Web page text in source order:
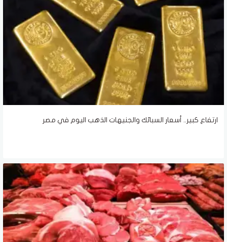
ارتفاع كبير.. أسعار السبائك والجنيهات الذهب اليوم في مصر